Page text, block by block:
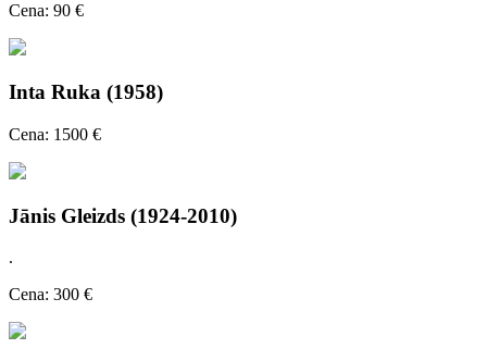
Cena: 90 €
Inta Ruka (1958)
Cena: 1500 €
Jānis Gleizds (1924-2010)
.
Cena: 300 €